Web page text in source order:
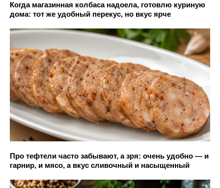
Когда магазинная колбаса надоела, готовлю куриную
дома: тот же удобный перекус, но вкус ярче
Про тефтели часто забывают, а зря: очень удобно — и
гарнир, и мясо, а вкус сливочный и насыщенный